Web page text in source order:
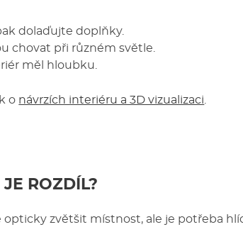
dolaďujte doplňky.
chovat při různém světle.
měl hloubku.
o návrzích interiéru a 3D vizualizaci.
ROZDÍL?
opticky zvětšit místnost, ale je potřeba